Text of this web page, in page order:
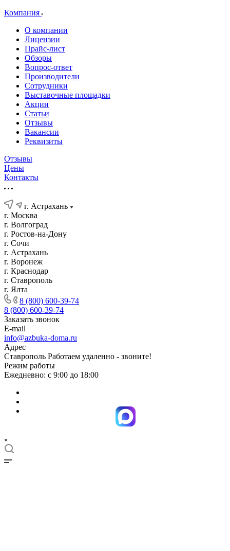
Компания
О компании
Лицензии
Прайс-лист
Обзоры
Вопрос-ответ
Производители
Сотрудники
Выставочные площадки
Акции
Статьи
Отзывы
Вакансии
Реквизиты
Отзывы
Цены
Контакты
г. Астрахань
г. Москва
г. Волгоград
г. Ростов-на-Дону
г. Сочи
г. Астрахань
г. Воронеж
г. Краснодар
г. Ставрополь
г. Ялта
8 (800) 600-39-74
8 (800) 600-39-74
Заказать звонок
E-mail
info@azbuka-doma.ru
Адрес
Ставрополь Работаем удаленно - звоните!
Режим работы
Ежедневно: с 9:00 до 18:00